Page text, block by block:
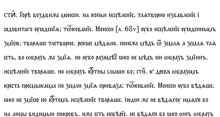
стиⷯ. Горѣ воздвиже моисеи. на копьи исцѣленїе, тлѧтворно избавленїе і
ꙗдовитаго ѹꙗденїѧ;тѡкованїе. Моисеи[л.68v]ѹбо исцѣленїе ѹꙗденнымъ
змїею, творѧше тлетворно. рекше мѣдѧно. понеже мѣдъ ѿ землѧ а землѧ тлѧ
есть, во ѡбразъ же змїѧ. но ѹбо разꙋмѣеⷨ ꙗко не мѣдъ ни ѡбразъ змїинъ.
исцѣленїе творѧше. но ѡбразъ кртны слыши бо;стиⷯ. к древꙋ ѡбразомъ
креста пресмыкаема по земли змїѧ привѧза;тѡкованїе. Моисеи ѹбо вѣдѧше.
ꙗко не змїею но кртомъ исцѣленїе творѧше. іюдеи же не вѣдѧхѹ имѧхꙋ бо
на лицы видимыи покровъ. иже есть невѣрїе. не вѣдѧхꙋ бо ꙗко ѡнъ ѡбразъ